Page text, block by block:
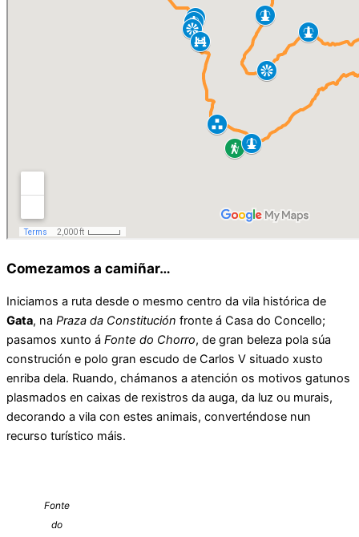
Comezamos a camiñar…
Iniciamos a ruta desde o mesmo centro da vila histórica de
Gata, na Praza da Constitución fronte á Casa do Concello;
pasamos xunto á Fonte do Chorro, de gran beleza pola súa
construción e polo gran escudo de Carlos V situado xusto
enriba dela. Ruando, chámanos a atención os motivos gatunos
plasmados en caixas de rexistros da auga, da luz ou murais,
decorando a vila con estes animais, converténdose nun
recurso turístico máis.
Fonte
do